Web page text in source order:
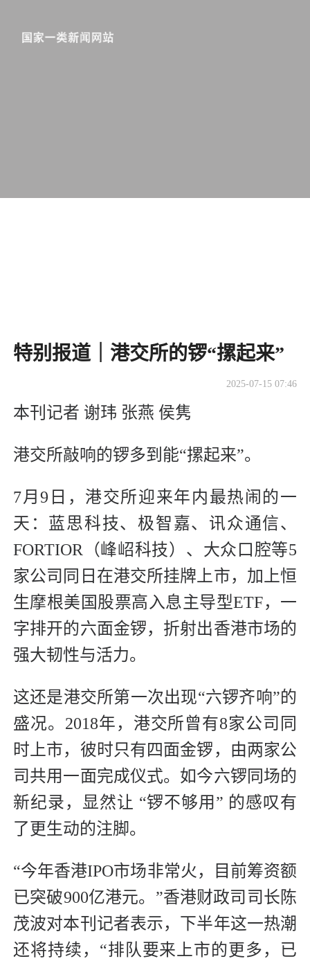
特别报道｜港交所的锣“摞起来”
2025-07-15 07:46
本刊记者 谢玮 张燕 侯隽
港交所敲响的锣多到能“摞起来”。
7月9日，港交所迎来年内最热闹的一
天：蓝思科技、极智嘉、讯众通信、
FORTIOR（峰岹科技）、大众口腔等5
家公司同日在港交所挂牌上市，加上恒
生摩根美国股票高入息主导型ETF，一
字排开的六面金锣，折射出香港市场的
强大韧性与活力。
这还是港交所第一次出现“六锣齐响”的
盛况。2018年，港交所曾有8家公司同
时上市，彼时只有四面金锣，由两家公
司共用一面完成仪式。如今六锣同场的
新纪录，显然让 “锣不够用” 的感叹有
了更生动的注脚。
“今年香港IPO市场非常火，目前筹资额
已突破900亿港元。”香港财政司司长陈
茂波对本刊记者表示，下半年这一热潮
还将持续，“排队要来上市的更多，已